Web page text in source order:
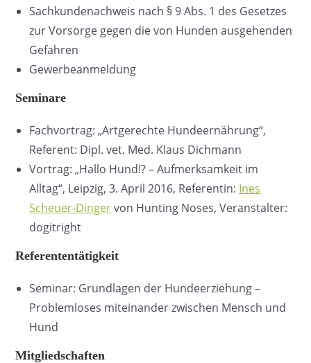
Sachkundenachweis nach § 9 Abs. 1 des Gesetzes
zur Vorsorge gegen die von Hunden ausgehenden
Gefahren
Gewerbeanmeldung
Seminare
Fachvortrag: „Artgerechte Hundeernährung“,
Referent: Dipl. vet. Med. Klaus Dichmann
Vortrag: „Hallo Hund!? – Aufmerksamkeit im
Alltag“, Leipzig, 3. April 2016, Referentin: Ines
Scheuer-Dingervon Hunting Noses, Veranstalter:
dogitright
Referententätigkeit
Seminar: Grundlagen der Hundeerziehung –
Problemloses miteinander zwischen Mensch und
Hund
Mitgliedschaften